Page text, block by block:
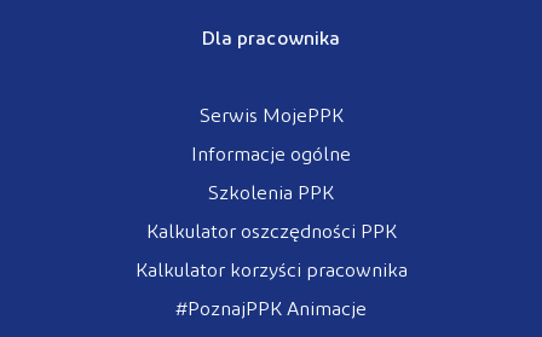
Dla pracownika
Serwis MojePPK
Informacje ogólne
Szkolenia PPK
Kalkulator oszczędności PPK
Kalkulator korzyści pracownika
#PoznajPPK Animacje